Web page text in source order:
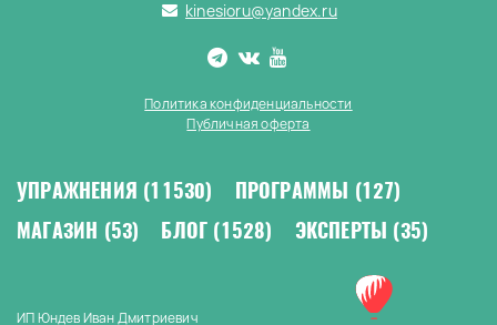
kinesioru@yandex.ru
Политика конфиденциальности
Публичная оферта
УПРАЖНЕНИЯ (11530) ПРОГРАММЫ (127)
МАГАЗИН (53) БЛОГ (1528) ЭКСПЕРТЫ (35)
ИП Юндев Иван Дмитриевич